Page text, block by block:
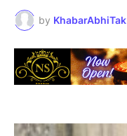
by KhabarAbhiTak